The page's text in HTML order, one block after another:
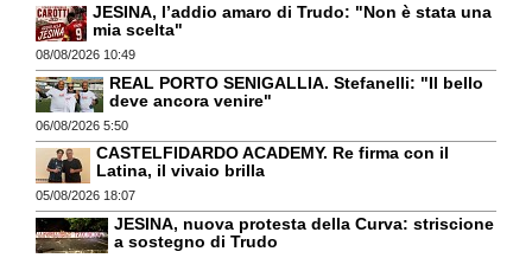
JESINA, l’addio amaro di Trudo: "Non è stata una
mia scelta"
08/08/2026 10:49
REAL PORTO SENIGALLIA. Stefanelli: "Il bello
deve ancora venire"
06/08/2026 5:50
CASTELFIDARDO ACADEMY. Re firma con il
Latina, il vivaio brilla
05/08/2026 18:07
JESINA, nuova protesta della Curva: striscione
a sostegno di Trudo